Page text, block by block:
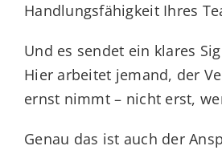
Handlungsfähigkeit Ihres
Und es sendet ein klares
Hier arbeitet jemand, der
ernst nimmt – nicht erst,
Genau das ist auch der